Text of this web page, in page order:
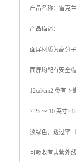
产品名称：雷克
产品描述：
面屏材质为高分
面屏均配有安全
12cal/cm2 带有下
7.25 ～ 10 英寸
淡绿色，透过率
可吸收有害紫外